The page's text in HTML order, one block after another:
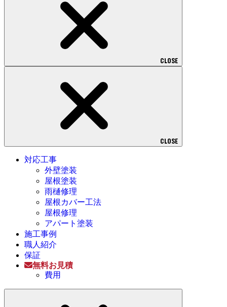
CLOSE
CLOSE
対応工事
外壁塗装
屋根塗装
雨樋修理
屋根カバー工法
屋根修理
アパート塗装
施工事例
職人紹介
保証
無料お見積
費用